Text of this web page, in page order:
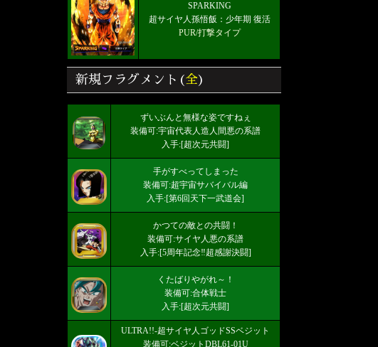
SPARKING
超サイヤ人孫悟飯：少年期 復活
PUR/打撃タイプ
新規フラグメント(全)
ずいぶんと無様な姿ですねぇ
装備可:宇宙代表人造人間悪の系譜
入手:[超次元共闘]
手がすべってしまった
装備可:超宇宙サバイバル編
入手:[第6回天下一武道会]
かつての敵との共闘！
装備可:サイヤ人悪の系譜
入手:[5周年記念‼超感謝決闘]
くたばりやがれ～！
装備可:合体戦士
入手:[超次元共闘]
ULTRA!!-超サイヤ人ゴッドSSベジット
装備可:ベジットDBL61-01U